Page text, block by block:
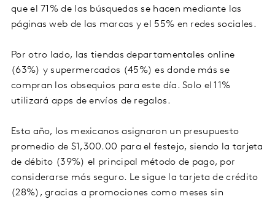
que el 71% de las búsquedas se hacen mediante las
páginas web de las marcas y el 55% en redes sociales.
Por otro lado, las tiendas departamentales online
(63%) y supermercados (45%) es donde más se
compran los obsequios para este día. Solo el 11%
utilizará apps de envíos de regalos.
Esta año, los mexicanos asignaron un presupuesto
promedio de $1,300.00 para el festejo, siendo la tarjeta
de débito (39%) el principal método de pago, por
considerarse más seguro. Le sigue la tarjeta de crédito
(28%), gracias a promociones como meses sin